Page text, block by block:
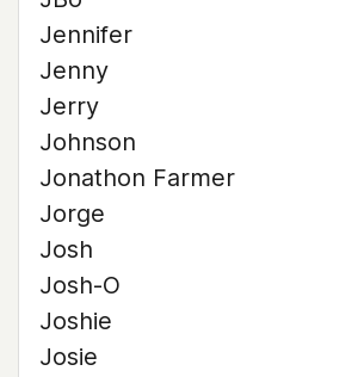
Jennifer
Jenny
Jerry
Johnson
Jonathon Farmer
Jorge
Josh
Josh-O
Joshie
Josie